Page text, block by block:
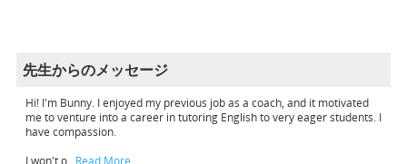
先生からのメッセージ
Hi! I'm Bunny. I enjoyed my previous job as a coach, and it motivated
me to venture into a career in tutoring English to very eager students. I
have compassion.
I won't o…Read More